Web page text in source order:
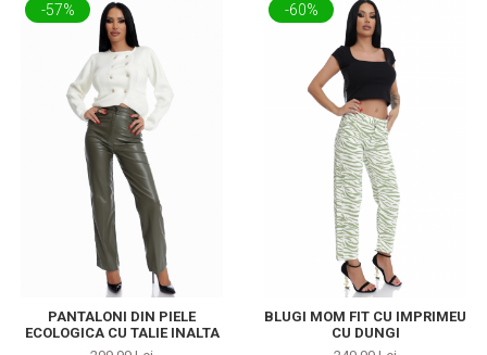
-57%
PANTALONI DIN PIELE
ECOLOGICA CU TALIE INALTA
-60%
BLUGI MOM FIT CU IMPRIMEU
CU DUNGI